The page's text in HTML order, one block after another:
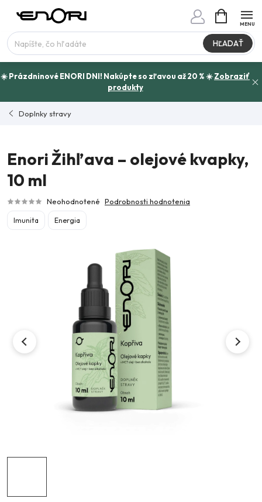
obsah
HĽADAŤ
KOŠÍK
☀️ Prázdninové ENORI DNI! Nakúpte so zľavou až 20 % ☀️Zobraziť
produkty
Doplnky stravy
Enori Žihľava –⁠ olejové kvapky,
10 ml
Neohodnotené Podrobnosti hodnotenia
Imunita Energia
www.enori.cz - Chat